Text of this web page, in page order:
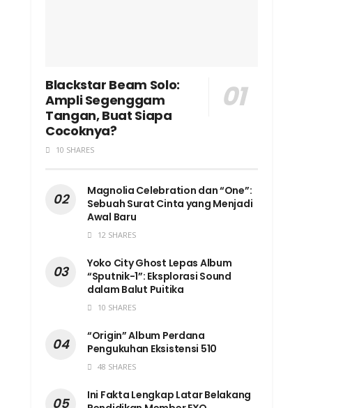
Blackstar Beam Solo:
Ampli Segenggam
Tangan, Buat Siapa
Cocoknya?
10 SHARES
Magnolia Celebration dan “One”:
Sebuah Surat Cinta yang Menjadi
Awal Baru
12 SHARES
Yoko City Ghost Lepas Album
“Sputnik-1”: Eksplorasi Sound
dalam Balut Puitika
10 SHARES
“Origin” Album Perdana
Pengukuhan Eksistensi 510
48 SHARES
Ini Fakta Lengkap Latar Belakang